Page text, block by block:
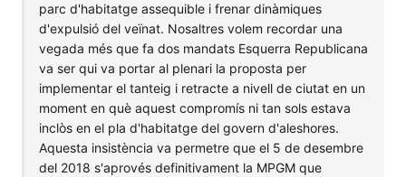
parc d'habitatge assequible i frenar dinàmiques
d'expulsió del veïnat. Nosaltres volem recordar una
vegada més que fa dos mandats Esquerra Republicana
va ser qui va portar al plenari la proposta per
implementar el tanteig i retracte a nivell de ciutat en un
moment en què aquest compromís ni tan sols estava
inclòs en el pla d'habitatge del govern d'aleshores.
Aquesta insistència va permetre que el 5 de desembre
del 2018 s'aprovés definitivament la MPGM que